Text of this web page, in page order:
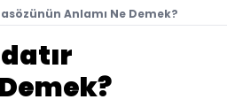
Anlamı Ne Demek?